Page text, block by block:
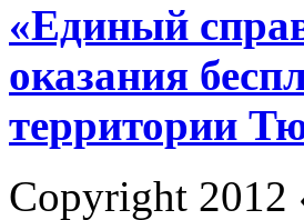
«Единый
оказания
территории
Copyright 2012